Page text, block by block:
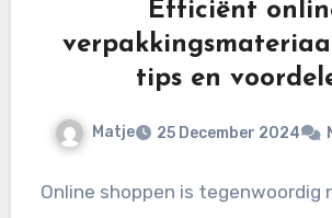
Efficiënt
tips en
Matje 25 December 2024
Online shoppen is tegenwoordig